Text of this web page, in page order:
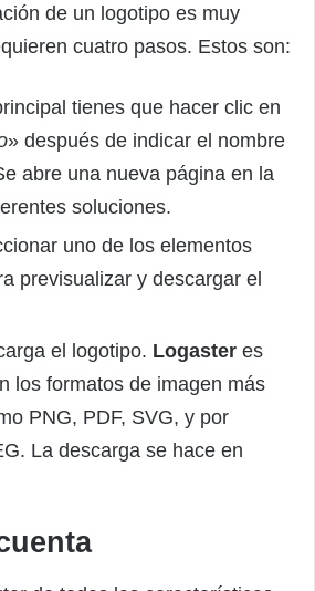
de un logotipo es muy
cuatro pasos. Estos son:
tienes que hacer clic en
» después de indicar el nombre
abre una nueva página en la
soluciones.
uno de los elementos
previsualizar y descargar el
el logotipo. Logaster es
los formatos de imagen más
PNG, PDF, SVG, y por
La descarga se hace en